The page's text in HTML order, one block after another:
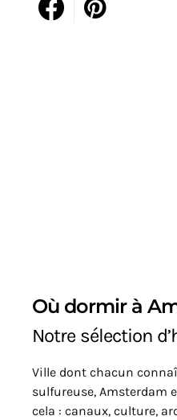
Où dormir à
Notre sélection
Ville dont chacun
sulfureuse, Amsterdam
cela : canaux, culture,